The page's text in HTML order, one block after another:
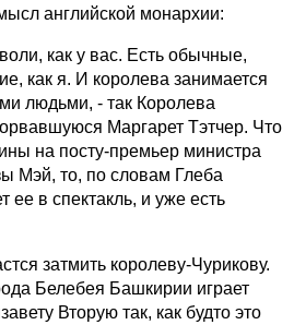
английской монархии:
как у вас. Есть обычные,
как я. И королева занимается
людьми, - так Королева
Маргарет Тэтчер. Что
на посту-премьер министра
Мэй, то, по словам Глеба
в спектакль, и уже есть
затмить королеву-Чурикову.
Белебея Башкирии играет
Вторую так, как будто это